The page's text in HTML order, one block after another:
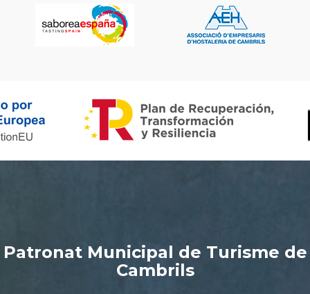
Patronat Municipal de Turisme de
Cambrils